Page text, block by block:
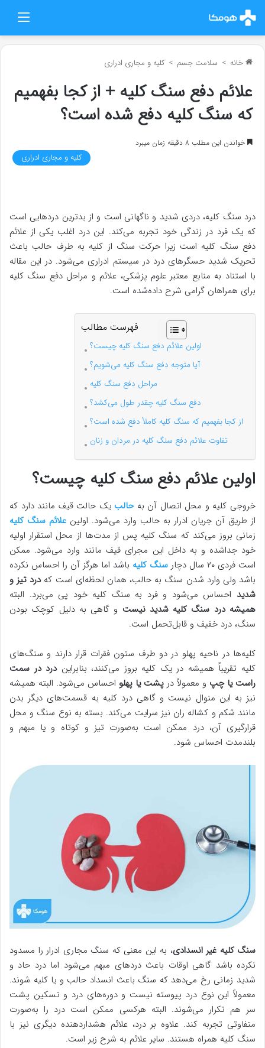
خانه > سلامت جسم > کلیه و مجاری ادراری
علائم دفع سنگ کلیه + از کجا بفهمیم
که سنگ کلیه دفع شده است؟
خواندن این مطلب 8 دقیقه زمان میبرد
کلیه و مجاری ادراری
درد سنگ کلیه، دردی شدید و ناگهانی است و از بدترین دردهایی است
که یک فرد در زندگی خود تجربه می‌کند. این درد اغلب یکی از علائم
دفع سنگ کلیه است زیرا حرکت سنگ از کلیه به طرف حالب باعث
تحریک شدید حسگرهای درد در سیستم ادراری می‌شود. در این مقاله
با استناد به منابع معتبر علوم پزشکی، علائم و مراحل دفع سنگ کلیه
برای همراهان گرامی شرح داده‌شده است.
فهرست مطالب
اولین علائم دفع سنگ کلیه چیست؟
آیا متوجه دفع سنگ کلیه می‌شویم؟
مراحل دفع سنگ کلیه
دفع سنگ کلیه چقدر طول می‌کشد؟
از کجا بفهمیم که سنگ کلیه کاملاً دفع شده است؟
تفاوت علائم دفع سنگ کلیه در مردان و زنان
اولین علائم دفع سنگ کلیه چیست؟
خروجی کلیه و محل اتصال آن بهحالب یک حالت قیف مانند دارد که
از طریق آن جریان ادرار به حالب وارد می‌شود. اولین علائم سنگ کلیه
زمانی بروز می‌کند که سنگ کلیه پس از مدت‌ها از محل استقرار اولیه
خود جداشده و به داخل این مجرای قیف مانند وارد می‌شود. ممکن
است فردی ۲۰ سال دچار
سنگ کلیه باشد اما هرگز آن را احساس نکرده
باشد ولی وارد شدن سنگ به حالب، همان لحظه‌ای است که درد تیز و
شدید احساس می‌شود و فرد به سنگ کلیه خود پی می‌برد. البته
همیشه درد سنگ کلیه شدید نیست و گاهی به دلیل کوچک بودن
سنگ، درد خفیف و قابل‌تحمل است.
کلیه‌ها در ناحیه پهلو در دو طرف ستون فقرات قرار دارند و سنگ‌های
کلیه تقریباً همیشه در یک کلیه بروز می‌کنند، بنابرایندرد در سمت
راست یا چپ و معمولاً در پشت یا پهلو احساس می‌شود. البته همیشه
نیز به این منوال نیست و گاهی درد کلیه به قسمت‌های دیگر بدن
مانند شکم و کشاله ران نیز سرایت می‌کند. بسته به نوع سنگ و محل
قرارگیری آن، درد ممکن است به‌صورت تیز و کوتاه و یا مبهم و
بلندمدت احساس شود.
سنگ کلیه غیر انسدادی، به این معنی که سنگ مجاری ادرار را مسدود
نکرده باشد گاهی اوقات باعث دردهای مبهم می‌شود اما درد حاد و
شدید زمانی رخ می‌دهد که سنگ باعث انسداد حالب و یا کلیه شوند.
معمولاً این نوع درد پیوسته نیست و دوره‌های درد و تسکین پشت
سر هم تکرار می‌شوند. البته هرکسی ممکن است درد را به‌صورت
متفاوتی تجربه کند. علاوه بر درد، علائم هشداردهنده دیگری نیز با
سنگ کلیه همراه هستند. سایر علائم به شرح زیر است.